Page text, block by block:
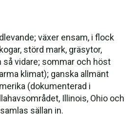
växer ensam, i flock
störd mark, gräsytor,
så vidare; sommar och höst
klimat); ganska allmänt
(dokumenterad i
Illinois, Ohio och
sällan in.